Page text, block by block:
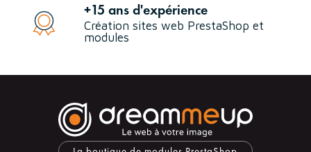
+15 ans d'expérience
Création sites web PrestaShop et
modules